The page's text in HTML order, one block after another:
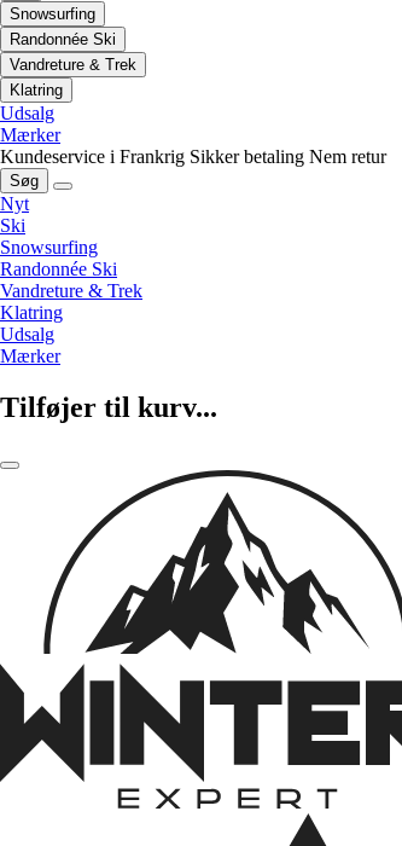
Snowsurfing
Randonnée Ski
Vandreture & Trek
Klatring
Udsalg
Mærker
Kundeservice i Frankrig Sikker betaling Nem retur
Søg
Nyt
Ski
Snowsurfing
Randonnée Ski
Vandreture & Trek
Klatring
Udsalg
Mærker
Tilføjer til kurv...